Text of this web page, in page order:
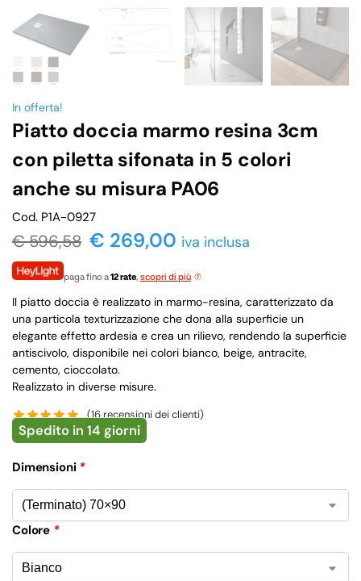
In offerta!
Piatto doccia marmo resina 3cm
con piletta sifonata in 5 colori
anche su misura PA06
Cod. P1A-0927
€596,58 € 269,00 iva inclusa
paga fino a12 rate, scopri di più
Il piatto doccia è realizzato in marmo-resina, caratterizzato da
una particola texturizzazione che dona alla superficie un
elegante effetto ardesia e crea un rilievo, rendendo la superficie
antiscivolo, disponibile nei colori bianco, beige, antracite,
cemento, cioccolato.
Realizzato in diverse misure.
(16recensioni dei clienti)
Spedito in 14 giorni
Dimensioni *
Colore *